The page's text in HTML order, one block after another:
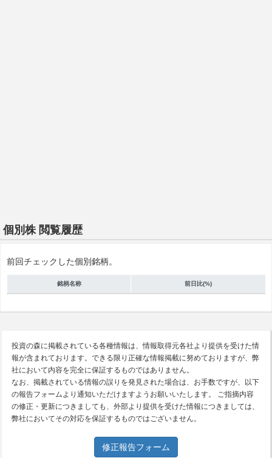
個別株 閲覧履歴
前回チェックした個別銘柄。
銘柄名称 前日比(%)
投資の森に掲載されている各種情報は、情報取得元各社より提供を受けた情
報が含まれております。できる限り正確な情報掲載に努めておりますが、弊
社において内容を完全に保証するものではありません。
なお、掲載されている情報の誤りを発見された場合は、お手数ですが、以下
の報告フォームより通知いただけますようお願いいたします。 ご指摘内容
の修正・更新につきましても、外部より提供を受けた情報につきましては、
弊社においてその対応を保証するものではございません。
修正報告フォーム